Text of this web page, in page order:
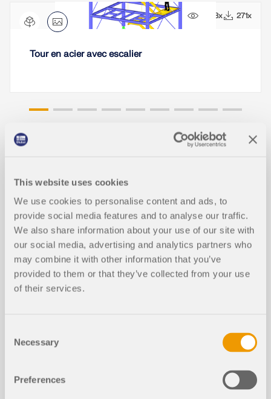
This website uses cookies
We use cookies to personalise content and ads, to
provide social media features and to analyse our traffic.
We also share information about your use of our site with
our social media, advertising and analytics partners who
may combine it with other information that you’ve
provided to them or that they’ve collected from your use
of their services.
Selection
Necessary
Preferences
3923x 271x
Tour en acier avec escalier
Optimisation des sections à l’état li
mite de service
NOUVEAU